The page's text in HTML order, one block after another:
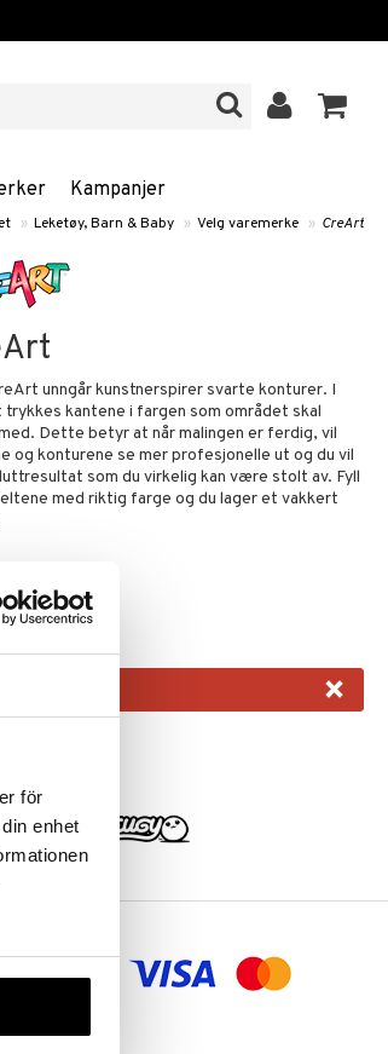
för
enhet
Kampanjer
» Leketøy, Barn & Baby » Velg varemerke » CreArt
unngår kunstnerspirer svarte konturer. I
kantene i fargen som området skal
Dette betyr at når malingen er ferdig, vil
og konturene se mer profesjonelle ut og du vil
som du virkelig kan være stolt av. Fyll
med riktig farge og du lager et vakkert
×